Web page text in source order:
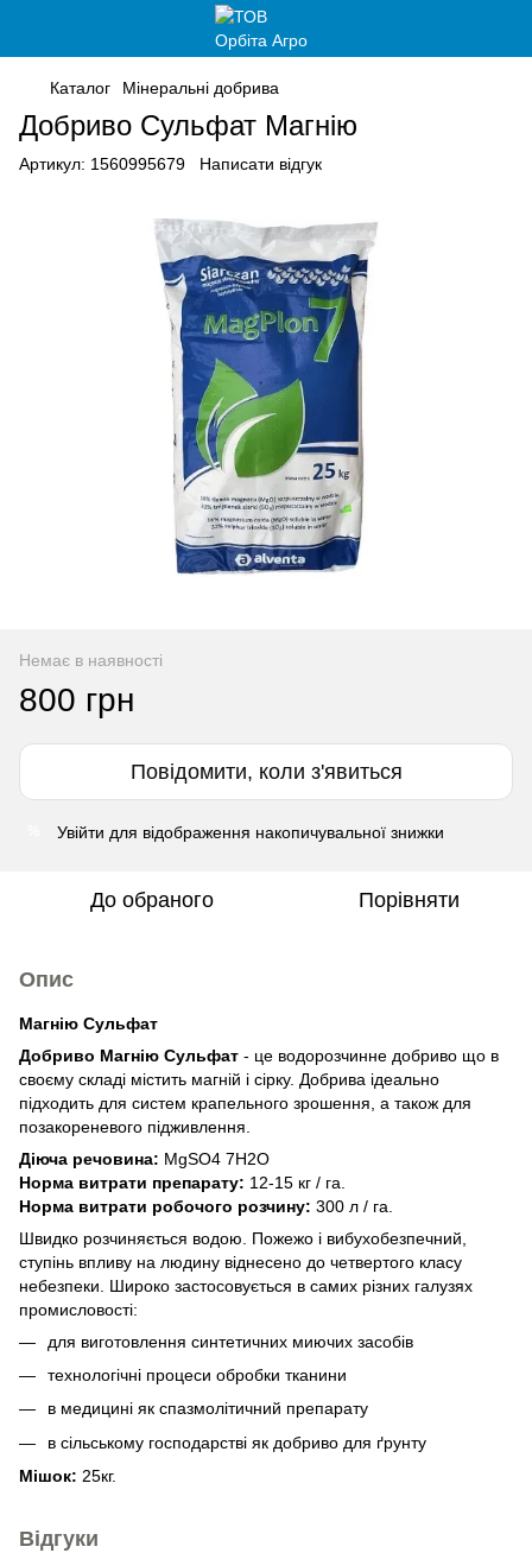
Каталог Мінеральні добрива
Добриво Сульфат Магнію
Артикул: 1560995679 Написати відгук
Немає в наявності
800 грн
Повідомити, коли з'явиться
Увійти для відображення накопичувальної знижки
До обраного Порівняти
Опис
Магнію Сульфат
Добриво Магнію Сульфат - це водорозчинне добриво що в
своєму складі містить магній і сірку. Добрива ідеально
підходить для систем крапельного зрошення, а також для
позакореневого підживлення.
Діюча речовина: MgSO4 7H2O
Норма витрати препарату: 12-15 кг / га.
Норма витрати робочого розчину: 300 л / га.
Швидко розчиняється водою. Пожежо і вибухобезпечний,
ступінь впливу на людину віднесено до четвертого класу
небезпеки. Широко застосовується в самих різних галузях
промисловості:
для виготовлення синтетичних миючих засобів
технологічні процеси обробки тканини
в медицині як спазмолітичний препарату
в сільському господарстві як добриво для ґрунту
Мішок: 25кг.
Відгуки